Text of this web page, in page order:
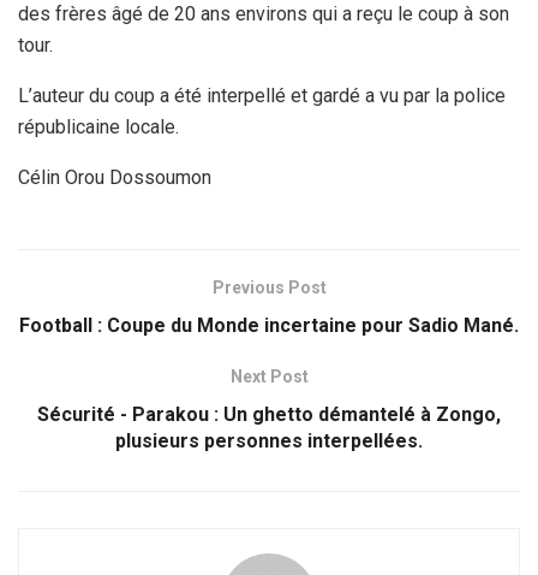
des frères âgé de 20 ans environs qui a reçu le coup à son
tour.
L’auteur du coup a été interpellé et gardé a vu par la police
républicaine locale.
Célin Orou Dossoumon
Previous Post
Football : Coupe du Monde incertaine pour Sadio Mané.
Next Post
Sécurité - Parakou : Un ghetto démantelé à Zongo,
plusieurs personnes interpellées.